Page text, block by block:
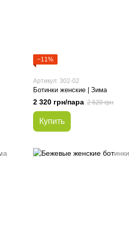
−11%
Артикул: 302-02
Ботинки женские | Зима
2 320 грн/пара 2 620 грн
Купить